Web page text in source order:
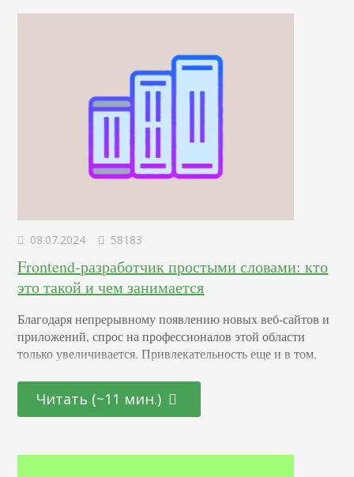
человеческого сознания для повышения интереса и
08.07.2024 58183
Frontend-разработчик простыми словами: кто
это такой и чем занимается
Благодаря непрерывному появлению новых веб-сайтов и
приложений, спрос на профессионалов этой области
только увеличивается. Привлекательность еще и в том,
специалистов, так и для тех, кто находится на стадии
переосмысления карьерного пути и готов начать все с
интерфейсов для сайтов и приложений. Он…
Читать (~11 мин.)